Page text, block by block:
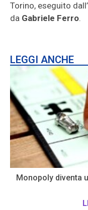
Torino, eseguito
da Gabriele Ferro.
LEGGI ANCHE
Monopoly diventa